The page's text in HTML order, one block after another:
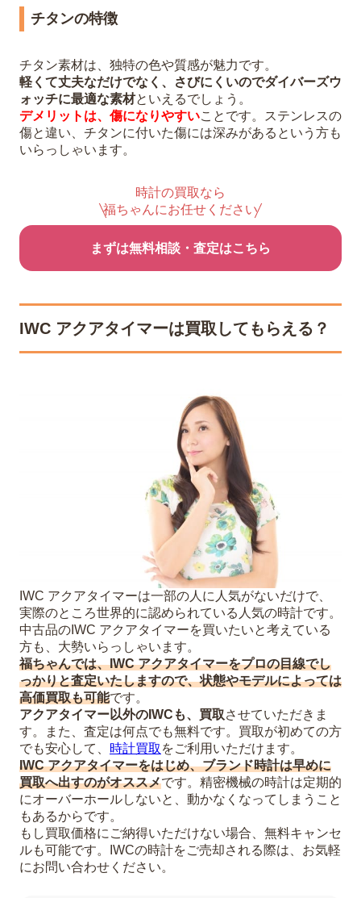
チタンの特徴
チタン素材は、独特の色や質感が魅力です。
軽くて丈夫なだけでなく、さびにくいのでダイバーズウ
ォッチに最適な素材といえるでしょう。
デメリットは、傷になりやすいことです。ステンレスの
傷と違い、チタンに付いた傷には深みがあるという方も
いらっしゃいます。
時計の買取なら
福ちゃんにお任せください
まずは無料相談・査定はこちら
IWC アクアタイマーは買取してもらえる？
IWC アクアタイマーは一部の人に人気がないだけで、
実際のところ世界的に認められている人気の時計です。
中古品のIWC アクアタイマーを買いたいと考えている
方も、大勢いらっしゃいます。
福ちゃんでは、IWC アクアタイマーをプロの目線でし
っかりと査定いたしますので、状態やモデルによっては
高価買取も可能です。
アクアタイマー以外のIWCも、買取させていただきま
す。また、査定は何点でも無料です。買取が初めての方
でも安心して、 時計買取 をご利用いただけます。
IWC アクアタイマーをはじめ、ブランド時計は早めに
買取へ出すのがオススメです。精密機械の時計は定期的
にオーバーホールしないと、動かなくなってしまうこと
もあるからです。
もし買取価格にご納得いただけない場合、無料キャンセ
ルも可能です。IWCの時計をご売却される際は、お気軽
にお問い合わせください。